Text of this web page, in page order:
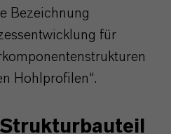
Bezeichnung
für
Hohlprofilen“.